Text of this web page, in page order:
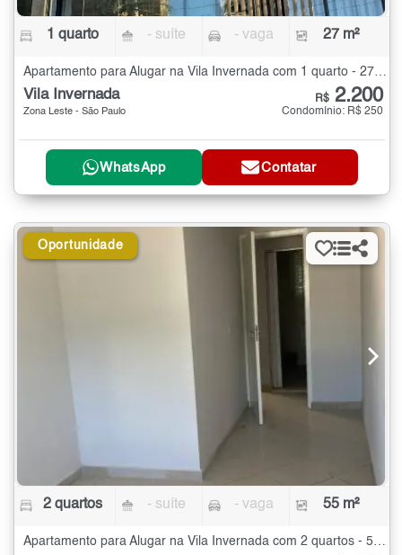
1 quarto - suíte - vaga 27 m²
Vila Invernada
Zona Leste - São Paulo
R$ 2.200
Condomínio: R$ 250
WhatsApp Contatar
Oportunidade
2 quartos - suíte - vaga 55 m²
Apartamento para Alugar na Vila Invernada com 2 quartos - 55 m²